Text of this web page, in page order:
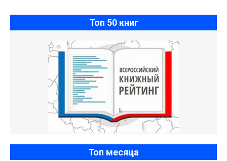
Топ 50 книг
Топ месяца